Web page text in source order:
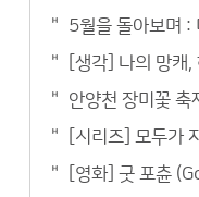
5월을 돌아보며
[생각] 나의 망캐,
안양천 장미꽃
[시리즈] 모두가
[영화] 굿 포츈